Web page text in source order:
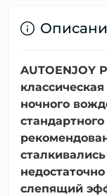
AUTOENJOY
ночного
слепящий